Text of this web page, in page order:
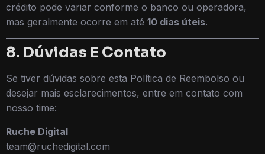
crédito pode variar conforme o banco ou operadora,
mas geralmente ocorre em até 10 dias úteis.
8. Dúvidas E Contato
Se tiver dúvidas sobre esta Política de Reembolso ou
desejar mais esclarecimentos, entre em contato com
nosso time:
Ruche Digital
team@ruchedigital.com